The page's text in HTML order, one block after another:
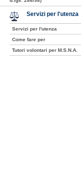
Servizi per l'utenza
Servizi per l'utenza
Come fare per
Tutori volontari per M.S.N.A.